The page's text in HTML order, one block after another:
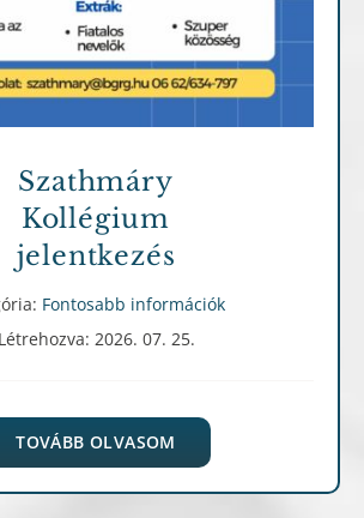
Szathmáry
Kollégium
jelentkezés
Fontosabb információk
Létrehozva: 2026. 07. 25.
TOVÁBB OLVASOM